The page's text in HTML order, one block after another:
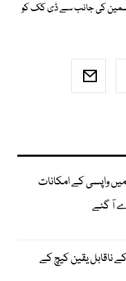
بیٹسمین کی جانب سے ڈی کک کو
واپسی کے امکانات
آ گئے
ناقابل یقین کیچ کے